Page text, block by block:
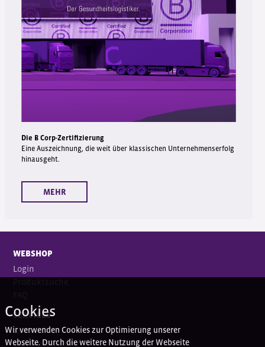
Die B Corp-Zertifizierung
Eine Auszeichnung, die weit über klassischen Unternehmenserfolg
hinausgeht.
MEHR
WEBSHOP
Login
SERVICES
Kontakt
Bankverbindung
Cookies
Wir verwenden Cookies zur Optimierung unserer
Webseite. Durch die weitere Nutzung der Webseite